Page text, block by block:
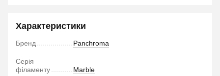
Характеристики
Бренд Panchroma
Серія
філаменту
Marble